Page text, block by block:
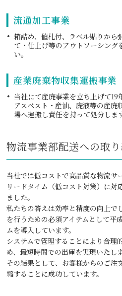
流通加工事業
箱詰め、値札付、ラベル貼りから
て・仕上げ等のアウトソーシング
い。
産業廃棄物収集運搬事業
当社にて産廃事業を立ち上げて19
アスベスト・産油、廃液等の産
場へ運搬し責任を持って処分します
物流事業部配送への取
当社では低コストで高品質な物流サ
リードタイム（低コスト対策）に対
ました。
私たちの答えは効率と精度の向上で
を行うための必須アイテムとして平
ムを導入しています。
システムで管理することにより合理
め、最短時間での出庫を実現いたし
その結果として、お客様からのご注
縮することに成功しています。